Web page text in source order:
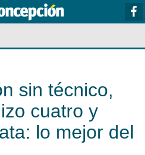
sin técnico,
cuatro y
lo mejor del